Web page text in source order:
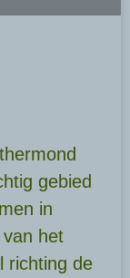
gebied
in
het
richting de